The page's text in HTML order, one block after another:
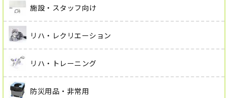
施設・スタッフ向け
リハ・レクリエーション
リハ・トレーニング
防災用品・非常用